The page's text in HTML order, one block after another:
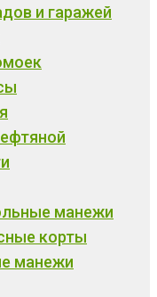
и гаражей
манежи
корты
манежи